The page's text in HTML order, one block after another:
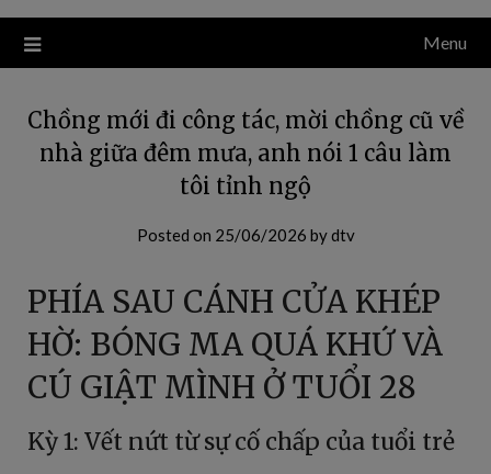
Menu
Chồng mới đi công tác, mời chồng cũ về
nhà giữa đêm mưa, anh nói 1 câu làm
tôi tỉnh ngộ
Posted on 25/06/2026 bydtv
PHÍA SAU CÁNH CỬA KHÉP
HỜ: BÓNG MA QUÁ KHỨ VÀ
CÚ GIẬT MÌNH Ở TUỔI 28
Kỳ 1: Vết nứt từ sự cố chấp của tuổi trẻ